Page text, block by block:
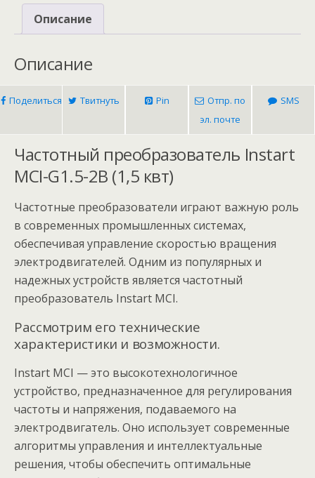
Описание
Описание
Поделиться Твитнуть Pin
Отпр. по
эл. почте
SMS
Частотный преобразователь Instart
MCI-G1.5-2B (1,5 квт)
Частотные преобразователи играют важную роль
в современных промышленных системах,
обеспечивая управление скоростью вращения
электродвигателей. Одним из популярных и
надежных устройств является частотный
преобразователь Instart MCI.
Рассмотрим его технические
характеристики и возможности.
Instart MCI — это высокотехнологичное
устройство, предназначенное для регулирования
частоты и напряжения, подаваемого на
электродвигатель. Оно использует современные
алгоритмы управления и интеллектуальные
решения, чтобы обеспечить оптимальные